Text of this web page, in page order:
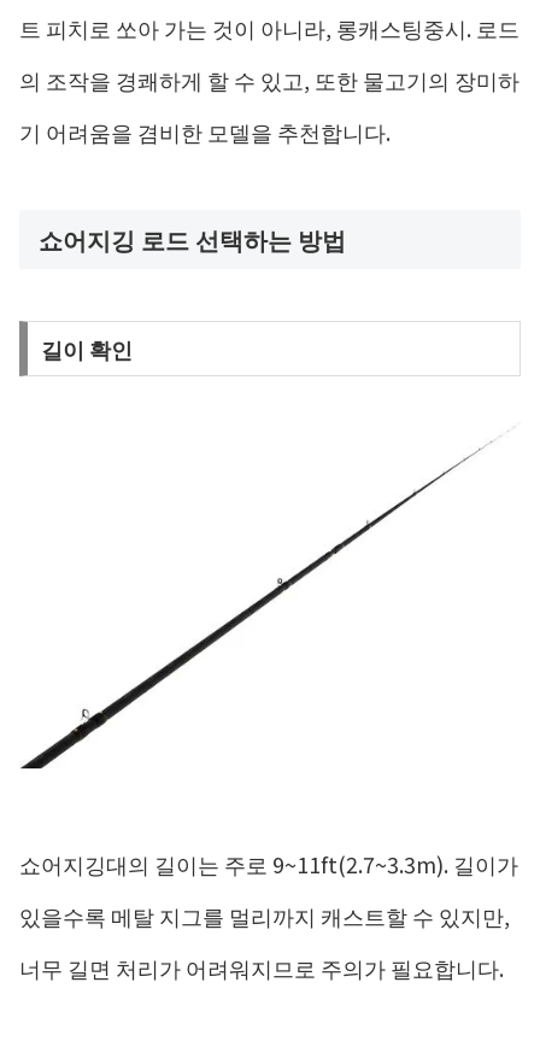
트 피치로 쏘아 가는 것이 아니라, 롱캐스팅중시. 로드
의 조작을 경쾌하게 할 수 있고, 또한 물고기의 장미하
기 어려움을 겸비한 모델을 추천합니다.
쇼어지깅 로드 선택하는 방법
길이 확인
쇼어지깅대의 길이는 주로 9~11ft(2.7~3.3m). 길이가
있을수록 메탈 지그를 멀리까지 캐스트할 수 있지만,
너무 길면 처리가 어려워지므로 주의가 필요합니다.